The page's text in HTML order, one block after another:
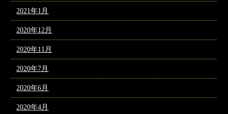
2021年1月
2020年12月
2020年11月
2020年7月
2020年6月
2020年4月